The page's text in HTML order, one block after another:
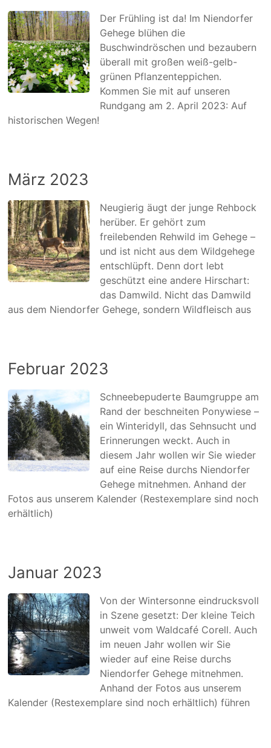
Der Frühling ist da! Im Niendorfer
Gehege blühen die
Buschwindröschen und bezaubern
überall mit großen weiß-gelb-
grünen Pflanzenteppichen.
Kommen Sie mit auf unseren
Rundgang am 2. April 2023: Auf
historischen Wegen!
März 2023
Neugierig äugt der junge Rehbock
herüber. Er gehört zum
freilebenden Rehwild im Gehege –
und ist nicht aus dem Wildgehege
entschlüpft. Denn dort lebt
geschützt eine andere Hirschart:
das Damwild. Nicht das Damwild
aus dem Niendorfer Gehege, sondern Wildfleisch aus
Februar 2023
Schneebepuderte Baumgruppe am
Rand der beschneiten Ponywiese –
ein Winteridyll, das Sehnsucht und
Erinnerungen weckt. Auch in
diesem Jahr wollen wir Sie wieder
auf eine Reise durchs Niendorfer
Gehege mitnehmen. Anhand der
Fotos aus unserem Kalender (Restexemplare sind noch
erhältlich)
Januar 2023
Von der Wintersonne eindrucksvoll
in Szene gesetzt: Der kleine Teich
unweit vom Waldcafé Corell. Auch
im neuen Jahr wollen wir Sie
wieder auf eine Reise durchs
Niendorfer Gehege mitnehmen.
Anhand der Fotos aus unserem
Kalender (Restexemplare sind noch erhältlich) führen